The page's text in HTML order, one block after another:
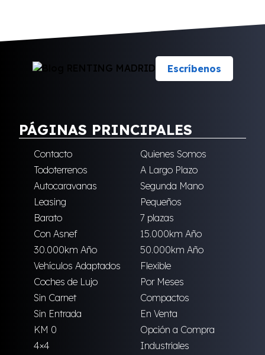
Escríbenos
PÁGINAS PRINCIPALES
Contacto
Quienes Somos
Todoterrenos
A Largo Plazo
Autocaravanas
Segunda Mano
Leasing
Pequeños
Barato
7 plazas
Con Asnef
15.000km Año
30.000km Año
50.000km Año
Vehículos Adaptados
Flexible
Coches de Lujo
Por Meses
Sin Carnet
Compactos
Sin Entrada
En Venta
KM 0
Opción a Compra
4×4
Industriales